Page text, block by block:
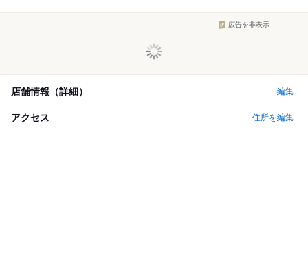
広告を非表示
店舗情報（詳細） 編集
アクセス 住所を編集